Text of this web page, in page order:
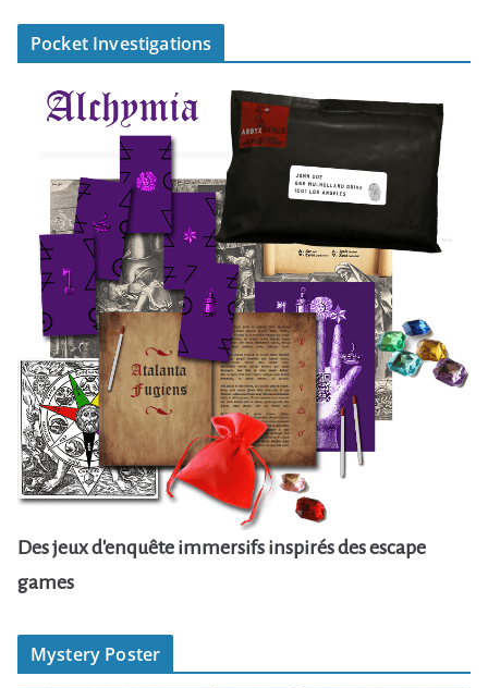
Pocket Investigations
Des jeux d'enquête immersifs inspirés des escape
games
Mystery Poster